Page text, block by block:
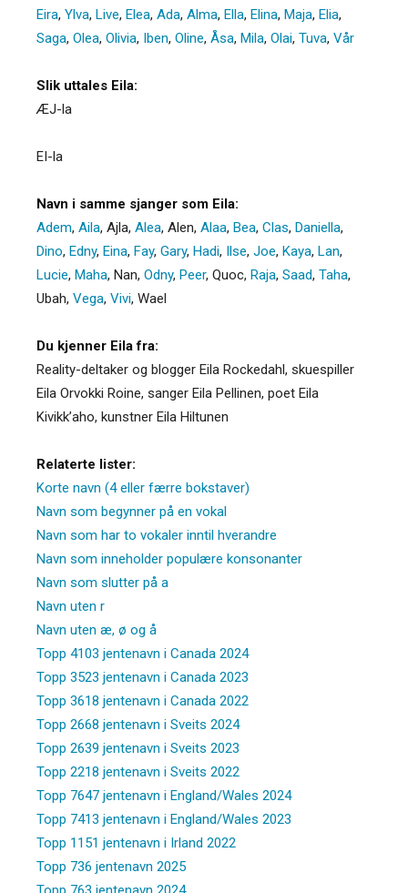
Eira, Ylva, Live, Elea, Ada, Alma, Ella, Elina, Maja, Elia,
Saga, Olea, Olivia, Iben, Oline, Åsa, Mila, Olai, Tuva, Vår
Slik uttales Eila:
ÆJ-la
EI-la
Navn i samme sjanger som Eila:
Adem, Aila, Ajla, Alea, Alen, Alaa, Bea, Clas, Daniella,
Dino, Edny, Eina, Fay, Gary, Hadi, Ilse, Joe, Kaya, Lan,
Lucie, Maha, Nan, Odny, Peer, Quoc, Raja, Saad, Taha,
Ubah, Vega, Vivi, Wael
Du kjenner Eila fra:
Reality-deltaker og blogger Eila Rockedahl, skuespiller
Eila Orvokki Roine, sanger Eila Pellinen, poet Eila
Kivikk’aho, kunstner Eila Hiltunen
Relaterte lister:
Korte navn (4 eller færre bokstaver)
Navn som begynner på en vokal
Navn som har to vokaler inntil hverandre
Navn som inneholder populære konsonanter
Navn som slutter på a
Navn uten r
Navn uten æ, ø og å
Topp 4103 jentenavn i Canada 2024
Topp 3523 jentenavn i Canada 2023
Topp 3618 jentenavn i Canada 2022
Topp 2668 jentenavn i Sveits 2024
Topp 2639 jentenavn i Sveits 2023
Topp 2218 jentenavn i Sveits 2022
Topp 7647 jentenavn i England/Wales 2024
Topp 7413 jentenavn i England/Wales 2023
Topp 1151 jentenavn i Irland 2022
Topp 736 jentenavn 2025